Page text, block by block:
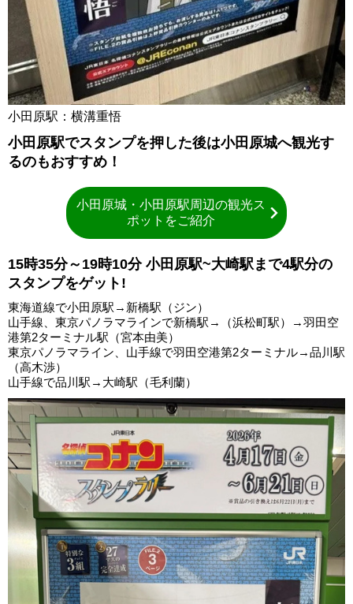
小田原駅：横溝重悟
小田原駅でスタンプを押した後は小田原城へ観光す
るのもおすすめ！
小田原城・小田原駅周辺の観光ス
ポットをご紹介
15時35分～19時10分 小田原駅~大崎駅まで4駅分の
スタンプをゲット!
東海道線で小田原駅→新橋駅（ジン）
山手線、東京パノラマラインで新橋駅→（浜松町駅）→羽田空
港第2ターミナル駅（宮本由美）
東京パノラマライン、山手線で羽田空港第2ターミナル→品川駅
（高木渉）
山手線で品川駅→大崎駅（毛利蘭）